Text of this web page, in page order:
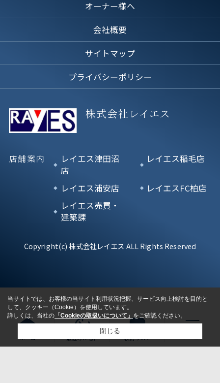
ホーム 最近みた物件 検討リスト
オーナー様へ
会社概要
サイトマップ
プライバシーポリシー
株式会社レイエス
店舗案内
レイエス津田沼
店
レイエス稲毛店
レイエス浦安店
レイエスFC柏店
レイエス売買・
建築課
Copyright(c) 株式会社レイエス ALL Rights Reserved
当サイトでは、お客様の当サイト利用状況把握、サービス向上検討を目的と
して、クッキー（Cookie）を使用しています。
詳しくは、当社の 「Cookieの取扱いについて」 をご確認ください。
閉じる